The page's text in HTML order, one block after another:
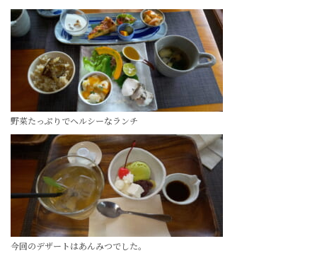
野菜たっぷりでヘルシーなランチ
今回のデザートはあんみつでした。